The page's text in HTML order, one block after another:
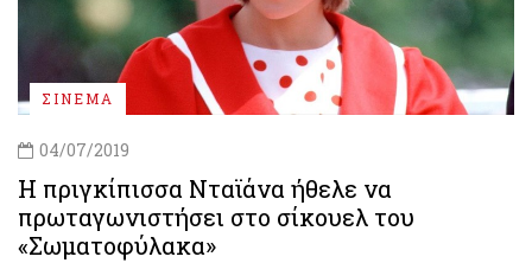
ΣΙΝΕΜΑ
04/07/2019
Η πριγκίπισσα Νταϊάνα ήθελε να
πρωταγωνιστήσει στο σίκουελ του
«Σωματοφύλακα»